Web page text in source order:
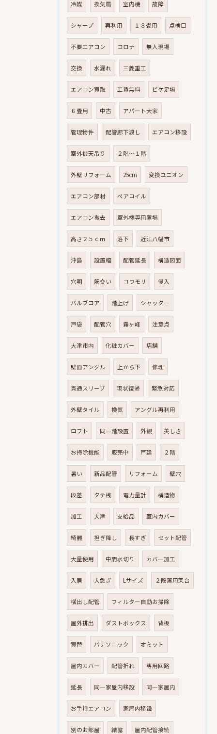
冷媒 換気扇 室内機 故障
シャープ 再利用 １８畳用 点検口
不要エアコン コロナ 無人現場
交換 水漏れ 三菱重工
エアコン買取 工賃無料 ビケ足場
６畳用 中古 アパート大家
管理物件 配管廊下渡し エアコン移設
室外機天吊り ２階～１階
外壁リフォーム 25cm 変換ユニオン
エアコン部材 ペアコイル
エアコン撤去 室外機専用置場
高さ２５ｃｍ 落下 近江八幡市
沖島 設置幅 配管延長 構造図面
穴明 筋交い コウモリ 侵入
バルブコア 階上げ シャッター
戸袋 配管穴 霧ヶ峰 注意点
大津市内 化粧カバー 店舗
壁面アングル 上から下 修理
貫通スリーブ 現状復帰 緊急対応
外壁タイル 換気 アングル再利用
ロフト 同一階設置 外観 美しさ
お掃除機能 販売中 戸建 ２階
暑い 新品配管 リフォーム 壁穴
段差 タテ桟 電力量計 構造物
加工 大津 支給品 室内カバー
綺麗 担ぎ降し 長すぎ セット配管
大量使用 中間水切り カバー加工
入居 大急ぎ Lサイズ ２段置用架台
横出し配管 フィルター自動お掃除
屋外排出 ダストボックス 背板
買替 パナソニック オミット
屋内カバー 配管折れ 専用回路
延長 同一家屋内移設 同一家屋内
お手持エアコン 家屋内移設
別のお部屋 結露 屋内配管接続